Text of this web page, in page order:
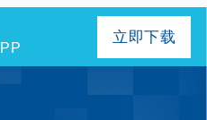
立即下载